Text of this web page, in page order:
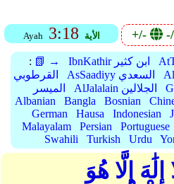
Ayah 3:18 الأية +/-
: 📗 → IbnKathir ابن كثير
القرطوبي
AsSaadiyy السعدي
الميسر
AlJalalain الجلالين
Albanian
Bangla Bosnian
German
Hausa Indonesian
Malayalam
Persian Portuguese
Swahili
Turkish Urdu
إِلَّا هُوَ